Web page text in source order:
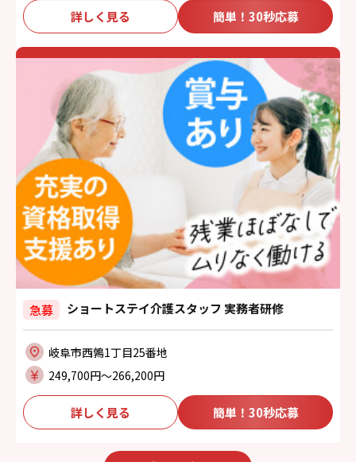
詳しく見る 簡単！30秒応募
急募 ショートステイ介護スタッフ 実務者研修
岐阜市西鶉1丁目25番地
249,700円〜266,200円
詳しく見る 簡単！30秒応募